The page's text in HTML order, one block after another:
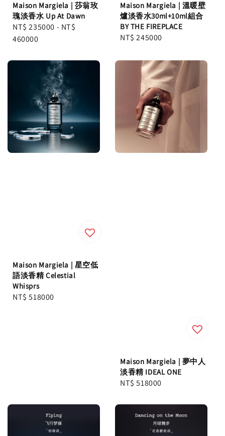
Maison Margiela | 莎翁玫
瑰淡香水 Up At Dawn
Regular
price
NT$ 235000 - NT$
460000
Maison Margiela | 溫暖壁
爐淡香水30ml+10ml組合
BY THE FIREPLACE
Regular
NT$ 245000
Maison Margiela | 星空低
語淡香精 Celestial
Whisprs
Regular
NT$ 518000
Maison Margiela | 夢中人
淡香精 IDEAL ONE
Regular
NT$ 518000